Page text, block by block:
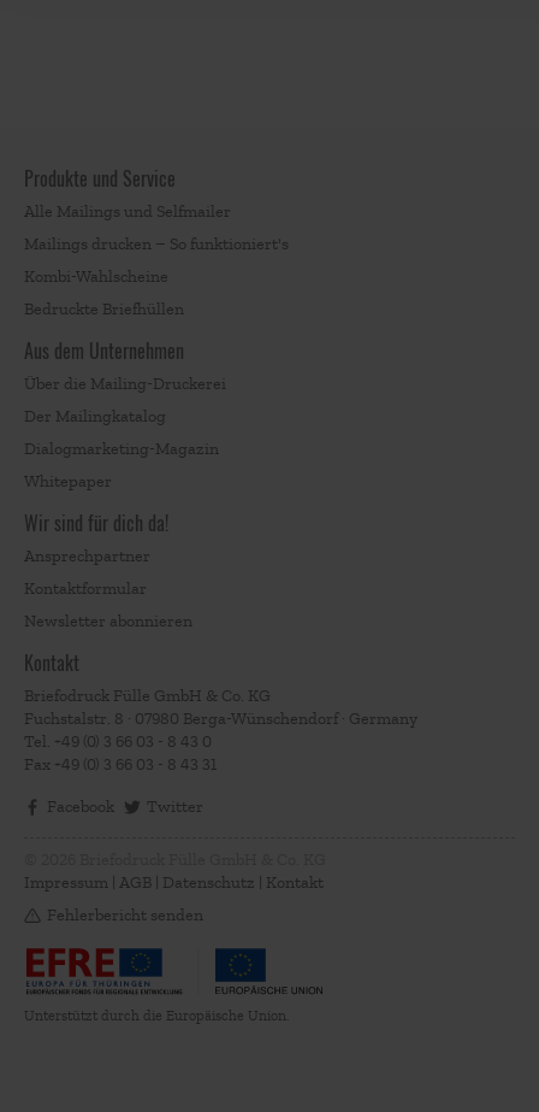
Produkte und Service
Alle Mailings und Selfmailer
Mailings drucken – So funktioniert's
Kombi-Wahlscheine
Bedruckte Briefhüllen
Aus dem Unternehmen
Über die Mailing-Druckerei
Der Mailingkatalog
Dialogmarketing-Magazin
Whitepaper
Wir sind für dich da!
Ansprechpartner
Kontaktformular
Newsletter abonnieren
Kontakt
Briefodruck Fülle GmbH & Co. KG
Fuchstalstr. 8 · 07980 Berga-Wünschendorf · Germany
Tel. +49 (0) 3 66 03 - 8 43 0
Fax +49 (0) 3 66 03 - 8 43 31
Facebook Twitter
Impressum AGB Datenschutz
Kontakt
Fehlerbericht senden
Unterstützt durch die Europäische Union.